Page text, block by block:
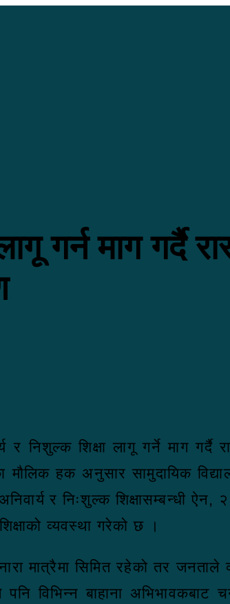
गर्न माग गर्दै
र निशुल्क शिक्षा लागू गर्ने माग गर्दै
मौलिक हक अनुसार सामुदायिक
र निःशुल्क शिक्षासम्बन्धी ऐन,
व्यवस्था गरेको छ ।
मात्रैमा सिमित रहेको तर जनताले
विभिन्न बाहाना